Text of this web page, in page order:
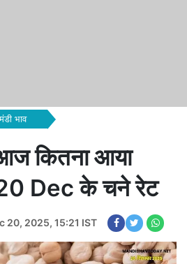
भाव
कितना आया
Dec के चने रेट
20, 2025, 15:21 IST